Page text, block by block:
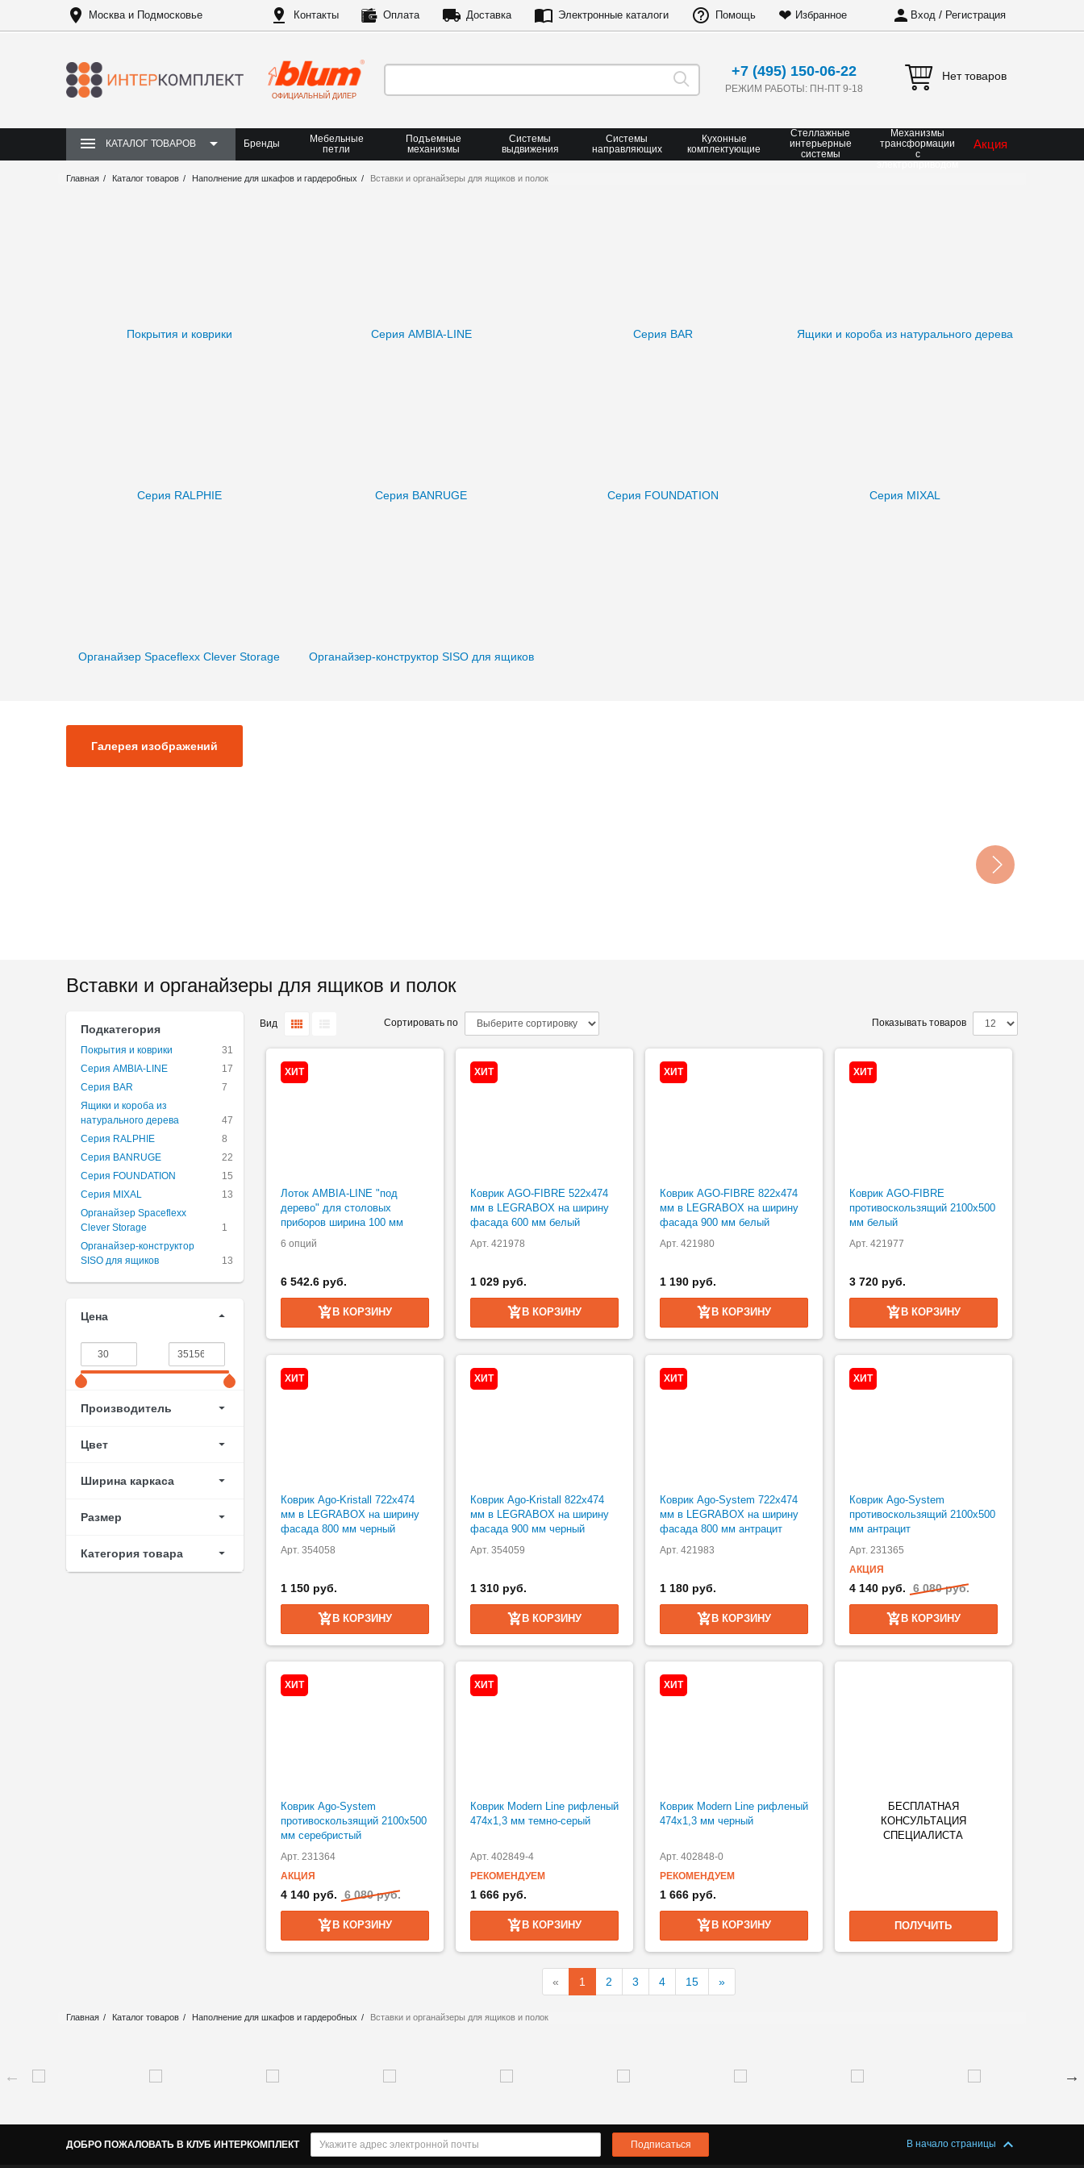
Москва и Подмосковье Контакты Оплата Доставка Электронные каталоги Помощь ❤ Избранное Вход / Регистрация
ОФИЦИАЛЬНЫЙ ДИЛЕР
+7 (495) 150-06-22
РЕЖИМ РАБОТЫ: ПН-ПТ 9-18
Нет товаров
КАТАЛОГ ТОВАРОВ Бренды
Мебельные
петли
Подъемные
механизмы
Системы
выдвижения
Системы
направляющих
Кухонные
комплектующие
Стеллажные
интерьерные
системы
Механизмы
трансформации
с
Акция
Главная Каталог товаров Наполнение для шкафов и гардеробных Вставки и органайзеры для ящиков и полок
Покрытия и коврики Серия AMBIA-LINE Серия BAR Ящики и короба из натурального дерева
Серия RALPHIE Серия BANRUGE Серия FOUNDATION Серия MIXAL
Органайзер Spaceflexx Clever Storage Органайзер-конструктор SISO для ящиков
Галерея изображений
Вставки и органайзеры для ящиков и полок
Подкатегория
Покрытия и коврики
31
Серия AMBIA-LINE
17
Серия BAR
7
Ящики и короба из
натурального дерева
47
Серия RALPHIE
8
Серия BANRUGE
22
Серия FOUNDATION
15
Серия MIXAL
13
Органайзер Spaceflexx
Clever Storage
1
Органайзер-конструктор
SISO для ящиков
13
Цена
Производитель
Цвет
Ширина каркаса
Размер
Категория товара
Вид Сортировать по Показывать товаров
ХИТ
Лоток AMBIA-LINE "под
дерево" для столовых
приборов ширина 100 мм
6 опций
6 542.6 руб.
В КОРЗИНУ
ХИТ
Коврик AGO-FIBRE 522х474
мм в LEGRABOX на ширину
фасада 600 мм белый
Арт. 421978
1 029 руб.
В КОРЗИНУ
ХИТ
Коврик AGO-FIBRE 822х474
мм в LEGRABOX на ширину
фасада 900 мм белый
Арт. 421980
1 190 руб.
В КОРЗИНУ
ХИТ
Коврик AGO-FIBRE
противоскользящий 2100х500
мм белый
Арт. 421977
3 720 руб.
В КОРЗИНУ
ХИТ
Коврик Ago-Kristall 722х474
мм в LEGRABOX на ширину
фасада 800 мм черный
Арт. 354058
1 150 руб.
В КОРЗИНУ
ХИТ
Коврик Ago-Kristall 822х474
мм в LEGRABOX на ширину
фасада 900 мм черный
Арт. 354059
1 310 руб.
В КОРЗИНУ
ХИТ
Коврик Ago-System 722х474
мм в LEGRABOX на ширину
фасада 800 мм антрацит
Арт. 421983
1 180 руб.
В КОРЗИНУ
ХИТ
Коврик Ago-System
противоскользящий 2100х500
мм антрацит
Арт. 231365
АКЦИЯ
4 140 руб. 6 080 руб.
В КОРЗИНУ
ХИТ
Коврик Ago-System
противоскользящий 2100х500
мм серебристый
Арт. 231364
АКЦИЯ
4 140 руб. 6 080 руб.
В КОРЗИНУ
ХИТ
Коврик Modern Line рифленый
474х1,3 мм темно-серый
Арт. 402849-4
РЕКОМЕНДУЕМ
1 666 руб.
В КОРЗИНУ
ХИТ
Коврик Modern Line рифленый
474х1,3 мм черный
Арт. 402848-0
РЕКОМЕНДУЕМ
1 666 руб.
В КОРЗИНУ
БЕСПЛАТНАЯ
КОНСУЛЬТАЦИЯ
СПЕЦИАЛИСТА
ПОЛУЧИТЬ
« 1 2 3 4 15 »
Главная Каталог товаров Наполнение для шкафов и гардеробных Вставки и органайзеры для ящиков и полок
ДОБРО ПОЖАЛОВАТЬ В КЛУБ ИНТЕРКОМПЛЕКТ Подписаться В начало страницы